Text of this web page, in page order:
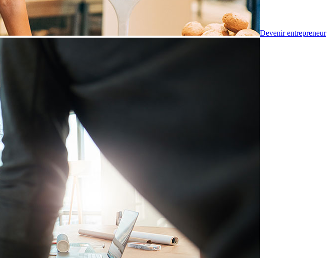
Devenir entrepreneur